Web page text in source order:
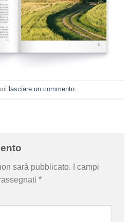
lasciare un commento
sarà pubblicato.
I campi
*